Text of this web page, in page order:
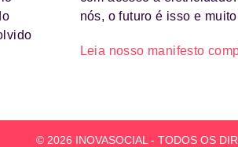
nós, o futuro é isso e
Leia nosso manifesto
© 2026 INOVASOCIAL - TODOS OS